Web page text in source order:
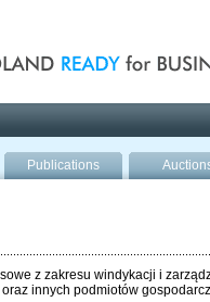
Publications
z zakresu windykacji i
innych podmiotów